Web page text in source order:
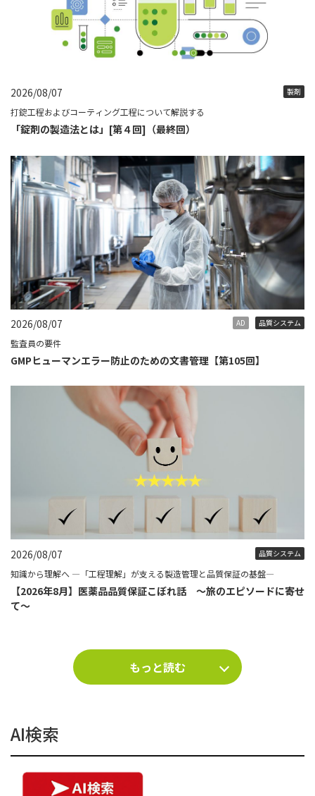
2026/08/07 製剤
打錠工程およびコーティング工程について解説する
「錠剤の製造法とは」[第４回]（最終回）
2026/08/07 AD 品質システム
監査員の要件
GMPヒューマンエラー防止のための文書管理【第105回】
2026/08/07 品質システム
知識から理解へ ―「工程理解」が支える製造管理と品質保証の基盤―
【2026年8月】医薬品品質保証こぼれ話 ～旅のエピソードに寄せ
て～
もっと読む
AI検索